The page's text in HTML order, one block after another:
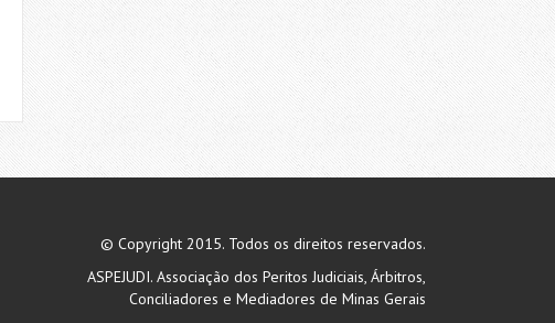
© Copyright 2015. Todos os direitos reservados.
ASPEJUDI. Associação dos Peritos Judiciais, Árbitros,
Conciliadores e Mediadores de Minas Gerais